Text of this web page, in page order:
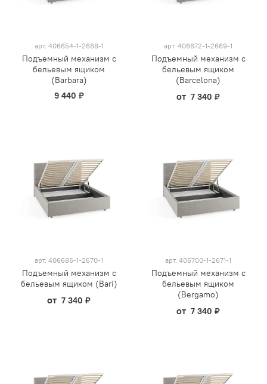
арт. 406654-1-2668-1
Подъемный механизм с
бельевым ящиком
(Barbara)
9 440 ₽
арт. 406672-1-2669-1
Подъемный механизм с
бельевым ящиком
(Barcelona)
от 7 340 ₽
арт. 406686-1-2670-1
Подъемный механизм с
бельевым ящиком (Bari)
от 7 340 ₽
арт. 406700-1-2671-1
Подъемный механизм с
бельевым ящиком
(Bergamo)
от 7 340 ₽